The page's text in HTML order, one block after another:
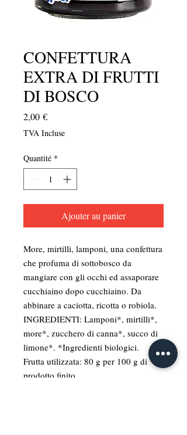
CONFETTURA
EXTRA DI FRUTTI
DI BOSCO
2,00 €Prix
TVA Incluse
Quantité *
Ajouter au panier
More, mirtilli, lamponi, una confettura
che profuma di sottobosco da
mangiare con gli occhi ed assaporare
cucchiaino dopo cucchiaino. Da
abbinare a caciotta, ricotta o robiola.
INGREDIENTI: Lamponi*, mirtilli*,
more*, zucchero di canna*, succo di
limone*. *Ingredienti biologici.
Frutta utilizzata: 80 g per 100 g di
prodotto finito